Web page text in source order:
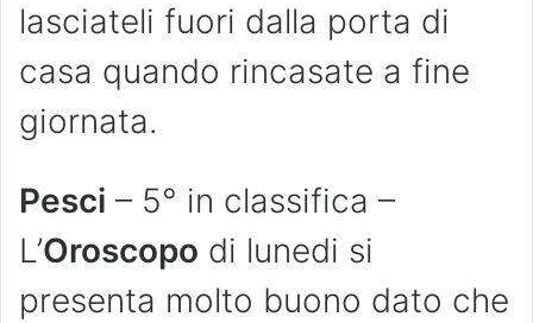
lasciateli fuori dalla porta di
casa quando rincasate a fine
giornata.
Pesci – 5° in classifica –
L’Oroscopo di lunedi si
presenta molto buono dato che